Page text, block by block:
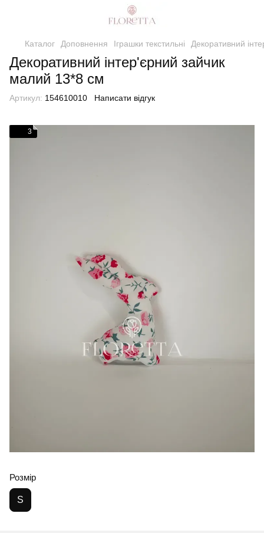
Каталог Доповнення Іграшки текстильні Декоративний
Декоративний інтер'єрний зайчик
малий 13*8 см
Артикул: 154610010 Написати відгук
3
Розмір
S